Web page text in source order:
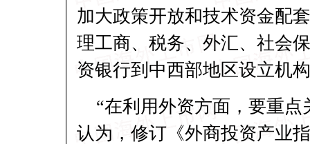
加大政策开放和技术资金配
理工商、税务、 外汇、社会
资银行到中西部地区设立机
“在利用外资方面，要重
认为，修订《外商投资产业